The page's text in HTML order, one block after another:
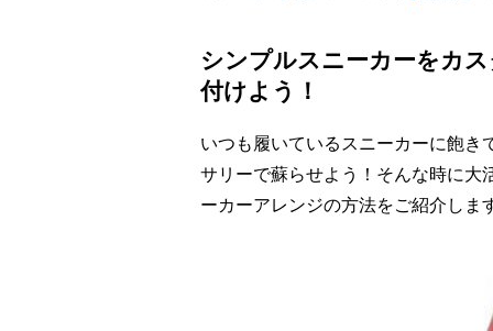
シンプルスニーカーをカ
付けよう！
いつも履いているスニーカーに飽き
サリーで蘇らせよう！そんな時に大
ーカーアレンジの方法をご紹介しま